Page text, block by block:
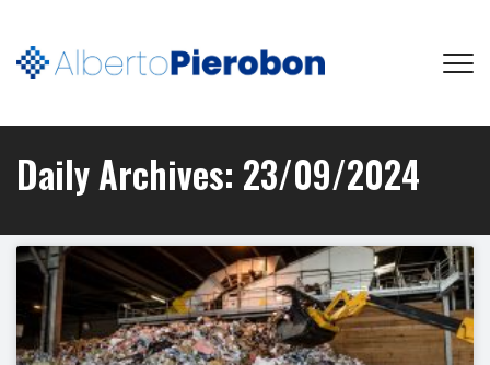
Daily Archives: 23/09/2024